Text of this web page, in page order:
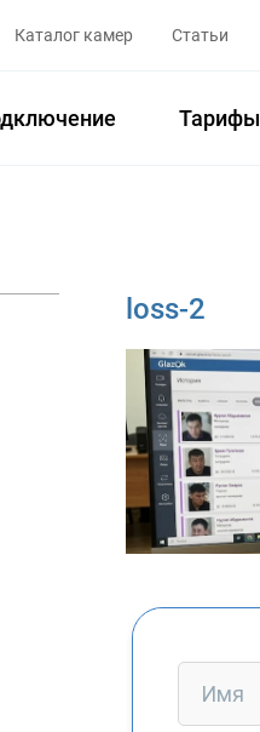
Каталог камер Статьи
Тарифы
loss-2